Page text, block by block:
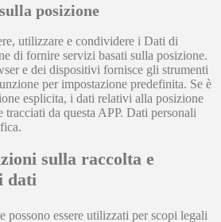
posizione
utilizzare e condividere i Dati di
di fornire servizi basati sulla posizione.
e dei dispositivi fornisce gli strumenti
per impostazione predefinita. Se è
esplicita, i dati relativi alla posizione
tracciati da questa APP. Dati personali
sulla raccolta e
dati
possono essere utilizzati per scopi legali